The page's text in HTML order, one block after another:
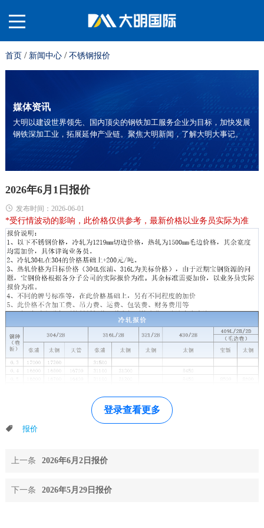
关
们
平
台
务
板
块
服
务
支
持
投
资
者
关
首页/ 新闻中心/ 不锈钢报价
媒体资讯
大明以建设世界领先、国内顶尖的钢铁加工服务企业为目标，加快发展
钢铁深加工业，拓展延伸产业链。聚焦大明新闻，了解大明大事记。
2026年6月1日报价
发布时间：2026-06-01
*受行情波动的影响，此价格仅供参考，最新价格以业务员实际为准
登录查看更多
报价
上一条 2026年6月2日报价
下一条 2026年5月29日报价